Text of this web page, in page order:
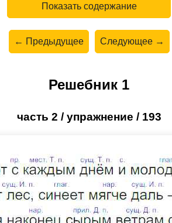
Показать содержание
← Предыдущее Следующее →
Решебник 1
часть 2 / упражнение / 193